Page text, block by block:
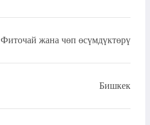
Фиточай жана чөп өсүмдүктөрү
Бишкек